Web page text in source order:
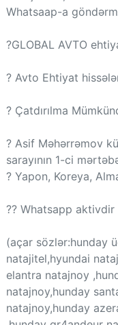
Whatsaap-a
?GLOBAL AVTO
? Avto Ehtiyat
? Çatdırılma
? Asif Məhərrəmov
sarayının 1-ci
? Yapon, Koreya,
?? Whatsapp aktivdir
(açar sözlər:hunday
natajitel,hyundai
elantra natajnoy
natajnoy,hunday
natajnoy,hunday